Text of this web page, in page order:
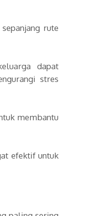
rute
dapat
stres
membantu
efektif untuk